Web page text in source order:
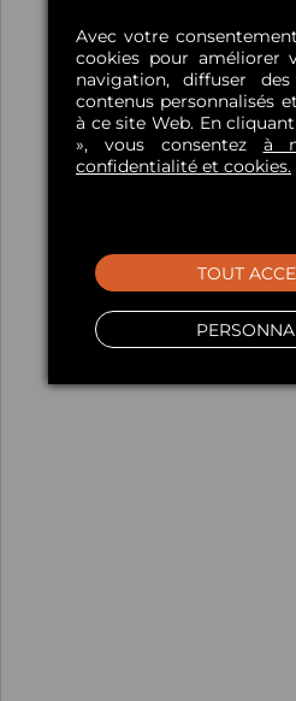
Avec votre
cookies pour améliorer
navigation, diffuser
contenus personnalisés
à ce site Web. En
», vous consentez à
confidentialité et cookies.
TOUT